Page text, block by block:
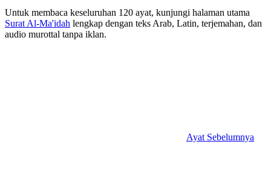
Untuk membaca keseluruhan 120 ayat, kunjungi halaman utama
Surat Al-Ma'idah lengkap dengan teks Arab, Latin, terjemahan, dan
audio murottal tanpa iklan.
Ayat Sebelumnya